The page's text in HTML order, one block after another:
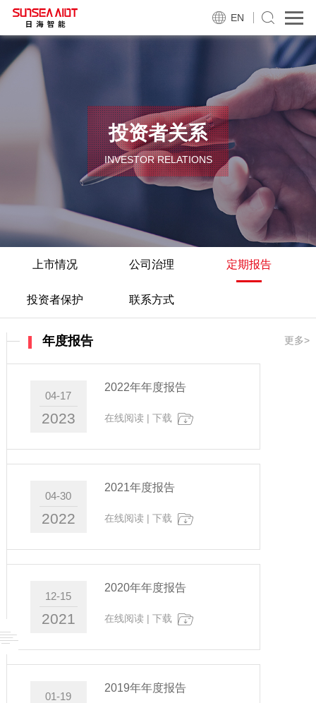
EN
投资者关系
INVESTOR RELATIONS
上市情况 公司治理 定期报告
投资者保护 联系方式
年度报告 更多>
04-17
2023
2022年年度报告
在线阅读 | 下载
04-30
2022
2021年度报告
在线阅读 | 下载
12-15
2021
2020年年度报告
在线阅读 | 下载
01-19
2019年年度报告